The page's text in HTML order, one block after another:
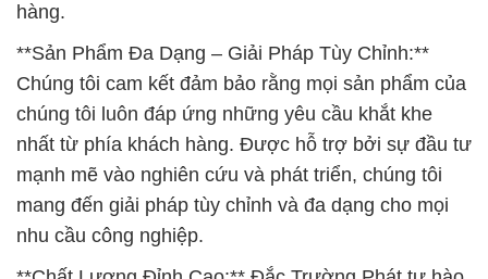
hàng.
**Sản Phẩm Đa Dạng – Giải Pháp Tùy Chỉnh:**
Chúng tôi cam kết đảm bảo rằng mọi sản phẩm của
chúng tôi luôn đáp ứng những yêu cầu khắt khe
nhất từ phía khách hàng. Được hỗ trợ bởi sự đầu tư
mạnh mẽ vào nghiên cứu và phát triển, chúng tôi
mang đến giải pháp tùy chỉnh và đa dạng cho mọi
nhu cầu công nghiệp.